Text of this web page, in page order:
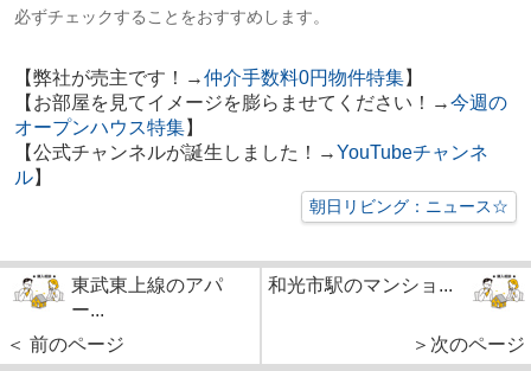
必ずチェックすることをおすすめします。
【弊社が売主です！→仲介手数料0円物件特集】
【お部屋を見てイメージを膨らませてください！→今週の
オープンハウス特集】
【公式チャンネルが誕生しました！→YouTubeチャンネ
ル】
朝日リビング：ニュース☆
東武東上線のアパ
ー...
＜ 前のページ
和光市駅のマンショ...
＞次のページ